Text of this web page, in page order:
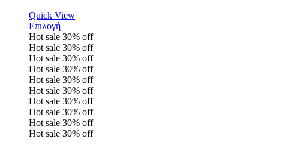
Quick View
Επιλογή
Hot sale 30% off
Hot sale 30% off
Hot sale 30% off
Hot sale 30% off
Hot sale 30% off
Hot sale 30% off
Hot sale 30% off
Hot sale 30% off
Hot sale 30% off
Hot sale 30% off